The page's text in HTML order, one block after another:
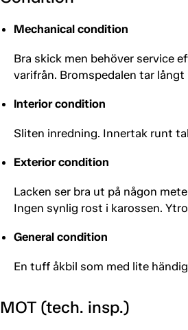
Mechanical condition
Bra skick men behöver service
varifrån. Bromspedalen tar långt
Interior condition
Sliten inredning. Innertak runt
Exterior condition
Lacken ser bra ut på någon
Ingen synlig rost i karossen.
General condition
En tuff åkbil som med lite
MOT (tech. insp.)